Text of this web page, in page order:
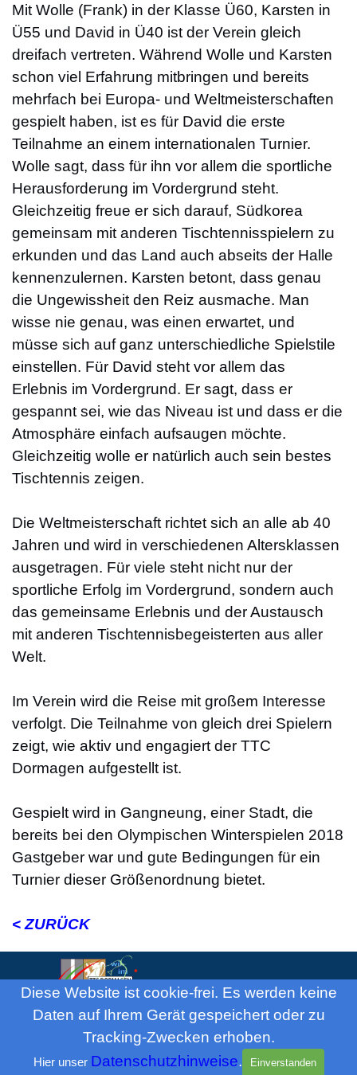
Mit Wolle (Frank) in der Klasse Ü60, Karsten in
Ü55 und David in Ü40 ist der Verein gleich
dreifach vertreten. Während Wolle und Karsten
schon viel Erfahrung mitbringen und bereits
mehrfach bei Europa- und Weltmeisterschaften
gespielt haben, ist es für David die erste
Teilnahme an einem internationalen Turnier.
Wolle sagt, dass für ihn vor allem die sportliche
Herausforderung im Vordergrund steht.
Gleichzeitig freue er sich darauf, Südkorea
gemeinsam mit anderen Tischtennisspielern zu
erkunden und das Land auch abseits der Halle
kennenzulernen. Karsten betont, dass genau
die Ungewissheit den Reiz ausmache. Man
wisse nie genau, was einen erwartet, und
müsse sich auf ganz unterschiedliche Spielstile
einstellen. Für David steht vor allem das
Erlebnis im Vordergrund. Er sagt, dass er
gespannt sei, wie das Niveau ist und dass er die
Atmosphäre einfach aufsaugen möchte.
Gleichzeitig wolle er natürlich auch sein bestes
Tischtennis zeigen.
Die Weltmeisterschaft richtet sich an alle ab 40
Jahren und wird in verschiedenen Altersklassen
ausgetragen. Für viele steht nicht nur der
sportliche Erfolg im Vordergrund, sondern auch
das gemeinsame Erlebnis und der Austausch
mit anderen Tischtennisbegeisterten aus aller
Welt.
Im Verein wird die Reise mit großem Interesse
verfolgt. Die Teilnahme von gleich drei Spielern
zeigt, wie aktiv und engagiert der TTC
Dormagen aufgestellt ist.
Gespielt wird in Gangneung, einer Stadt, die
bereits bei den Olympischen Winterspielen 2018
Gastgeber war und gute Bedingungen für ein
Turnier dieser Größenordnung bietet.
< ZURÜCK
©2026TTC Dormagen 1955 / IIINH
Diese Website ist cookie-frei. Es werden keine
Daten auf Ihrem Gerät gespeichert oder zu
Tracking-Zwecken erhoben.
Hier unser Datenschutzhinweise. Einverstanden